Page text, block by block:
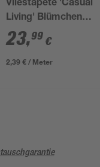
Vliestapete 'Casual
Living' Blümchen
weiß/grau 0,53 x
10,05 m
23,99 €
2,39 € / Meter